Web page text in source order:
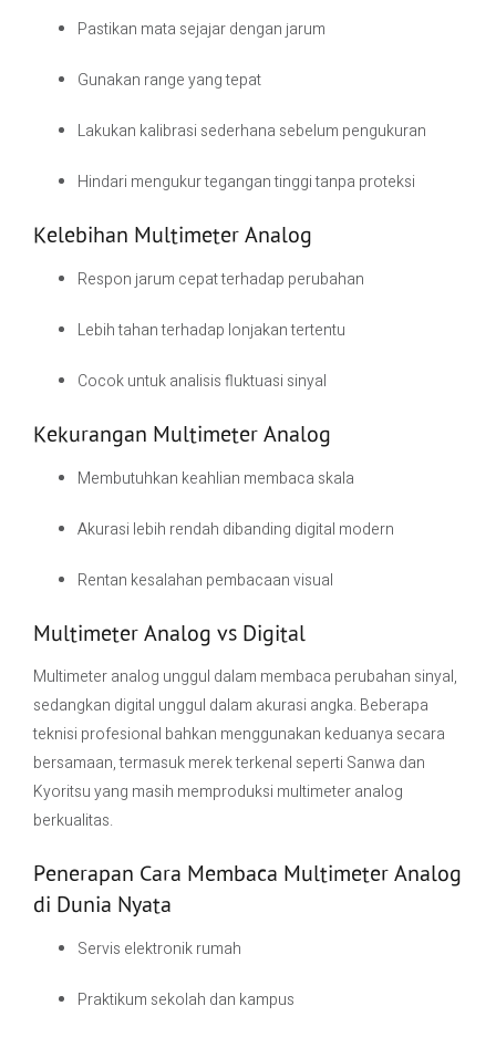
Pastikan mata sejajar dengan jarum
Gunakan range yang tepat
Lakukan kalibrasi sederhana sebelum pengukuran
Hindari mengukur tegangan tinggi tanpa proteksi
Kelebihan Multimeter Analog
Respon jarum cepat terhadap perubahan
Lebih tahan terhadap lonjakan tertentu
Cocok untuk analisis fluktuasi sinyal
Kekurangan Multimeter Analog
Membutuhkan keahlian membaca skala
Akurasi lebih rendah dibanding digital modern
Rentan kesalahan pembacaan visual
Multimeter Analog vs Digital
Multimeter analog unggul dalam membaca perubahan sinyal,
sedangkan digital unggul dalam akurasi angka. Beberapa
teknisi profesional bahkan menggunakan keduanya secara
bersamaan, termasuk merek terkenal seperti Sanwa dan
Kyoritsuyang masih memproduksi multimeter analog
berkualitas.
Penerapan Cara Membaca Multimeter Analog
di Dunia Nyata
Servis elektronik rumah
Praktikum sekolah dan kampus